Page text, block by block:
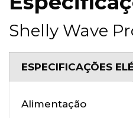
Shelly Wave
ESPECIFICAÇÕES
Alimentação